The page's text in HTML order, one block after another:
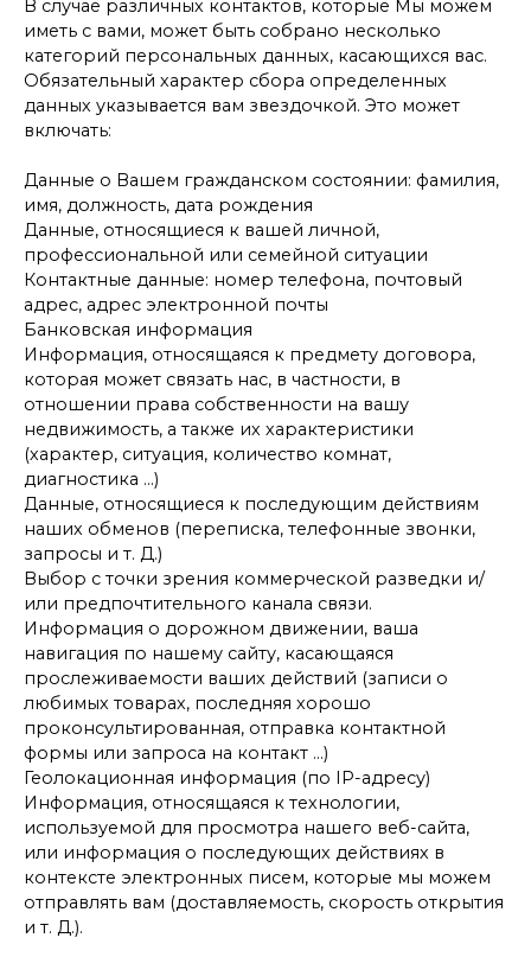
В случае различных контактов, которые Мы можем
иметь с вами, может быть собрано несколько
категорий персональных данных, касающихся вас.
Обязательный характер сбора определенных
данных указывается вам звездочкой. Это может
включать:
Данные о Вашем гражданском состоянии: фамилия,
имя, должность, дата рождения
Данные, относящиеся к вашей личной,
профессиональной или семейной ситуации
Контактные данные: номер телефона, почтовый
адрес, адрес электронной почты
Банковская информация
Информация, относящаяся к предмету договора,
которая может связать нас, в частности, в
отношении права собственности на вашу
недвижимость, а также их характеристики
(характер, ситуация, количество комнат,
диагностика ...)
Данные, относящиеся к последующим действиям
наших обменов (переписка, телефонные звонки,
запросы и т. Д.)
Выбор с точки зрения коммерческой разведки и/
или предпочтительного канала связи.
Информация о дорожном движении, ваша
навигация по нашему сайту, касающаяся
прослеживаемости ваших действий (записи о
любимых товарах, последняя хорошо
проконсультированная, отправка контактной
формы или запроса на контакт ...)
Геолокационная информация (по IP-адресу)
Информация, относящаяся к технологии,
используемой для просмотра нашего веб-сайта,
или информация о последующих действиях в
контексте электронных писем, которые мы можем
отправлять вам (доставляемость, скорость открытия
и т. Д.).